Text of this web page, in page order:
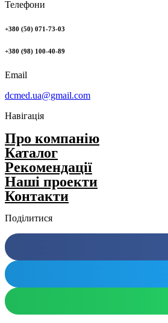
Телефони
+380 (50) 071-73-03
+380 (98) 100-40-89
Email
dcmed.ua@gmail.com
Навігація
Про компанію
Каталог
Рекомендації
Нашi проекти
Контакти
Поділитися